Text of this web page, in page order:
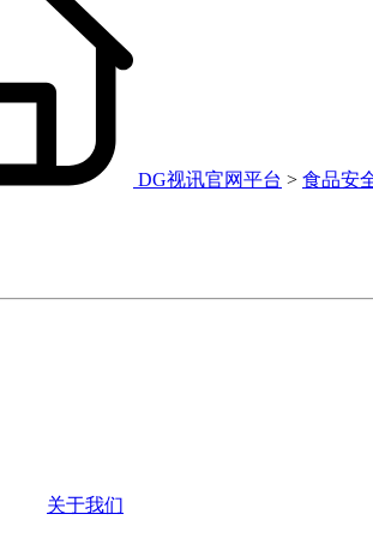
DG视讯官网平台 > 食品安
关于我们